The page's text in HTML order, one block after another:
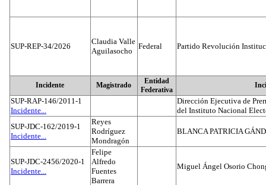
SUP-REP-34/2026
Claudia Valle
Aguilasocho
Federal Partido Revolución
Incidente Magistrado
Entidad
Federativa
SUP-RAP-146/2011-1
Incidente...
Dirección Ejecutiva de
del Instituto Nacional
SUP-JDC-162/2019-1
Incidente...
Reyes
Rodríguez
Mondragón
BLANCA PATRICIA
SUP-JDC-2456/2020-1
Incidente...
Felipe
Alfredo
Fuentes
Barrera
Miguel Ángel Osorio